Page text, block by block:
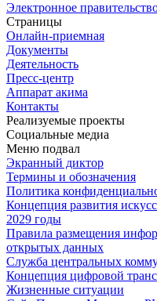
Электронное
Страницы
Онлайн-приемная
Документы
Деятельность
Пресс-центр
Аппарат акима
Контакты
Реализуемые проекты
Социальные медиа
Меню подвал
Экранный диктор
Термины и обозначения
Политика
Концепция развития
2029 годы
Правила размещения
открытых данных
Служба центральных
Концепция цифровой
Жизненные ситуации